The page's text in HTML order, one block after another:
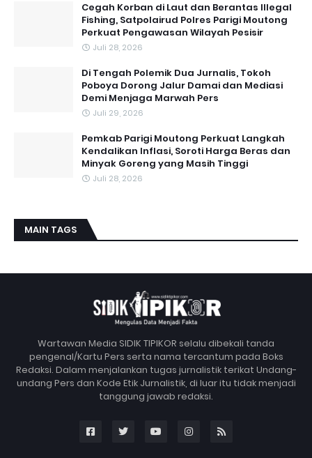
Cegah Korban di Laut dan Berantas Illegal
Fishing, Satpolairud Polres Parigi Moutong
Perkuat Pengawasan Wilayah Pesisir
Juli 28, 2026
Di Tengah Polemik Dua Jurnalis, Tokoh
Poboya Dorong Jalur Damai dan Mediasi
Demi Menjaga Marwah Pers
Juli 29, 2026
Pemkab Parigi Moutong Perkuat Langkah
Kendalikan Inflasi, Soroti Harga Beras dan
Minyak Goreng yang Masih Tinggi
Juli 28, 2026
MAIN TAGS
Wartawan Media SIDIK TIPIKOR selalu dibekali tanda
pengenal/Kartu Pers serta nama tercantum pada Boks
Redaksi. Dalam menjalankan tugas jurnalistik terikat Undang-
undang Pers dan Kode Etik Jurnalistik, di luar itu tidak menjadi
tanggung jawab redaksi.